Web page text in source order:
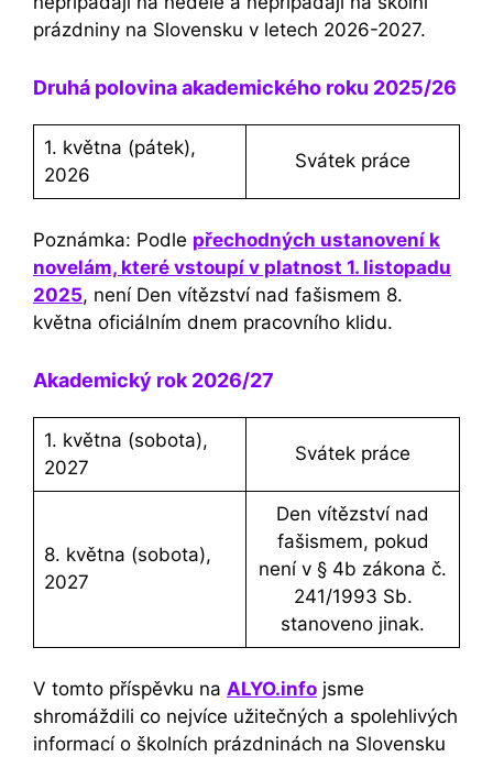
prázdniny na Slovensku v letech 2026-2027.
Druhá polovina akademického roku 2025/26
1. května (pátek),
2026
Svátek práce
Poznámka: Podle přechodných ustanovení k
novelám, které vstoupí v platnost 1. listopadu
2025, není Den vítězství nad fašismem 8.
května oficiálním dnem pracovního klidu.
Akademický rok 2026/27
1. května (sobota),
2027
Svátek práce
8. května (sobota),
2027
Den vítězství nad
fašismem, pokud
není v § 4b zákona č.
241/1993 Sb.
stanoveno jinak.
V tomto příspěvku na ALYO.info jsme
shromáždili co nejvíce užitečných a spolehlivých
informací o školních prázdninách na Slovensku